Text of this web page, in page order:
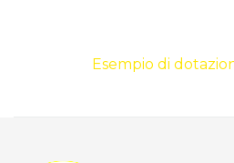
Esempio di